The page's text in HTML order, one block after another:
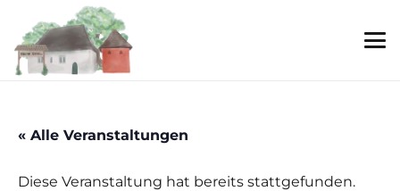
« Alle Veranstaltungen
Diese Veranstaltung hat bereits stattgefunden.